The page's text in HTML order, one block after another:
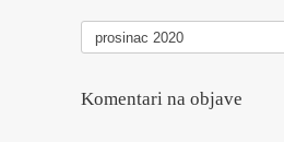
Arhiva
vesti
Komentari na objave